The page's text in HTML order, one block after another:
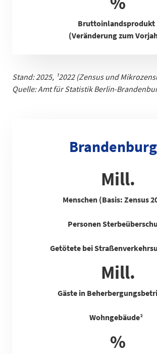
Bruttoinlandsprodukt
(Veränderung zum
Stand: 2025, ¹2022 (Zensus und
Quelle: Amt für Statistik Berlin-Brandenb
Brandenburg
Mill.
Menschen (Basis: Zensus
Personen
Getötete bei
Mill.
Gäste in
Wohngebäude²
%